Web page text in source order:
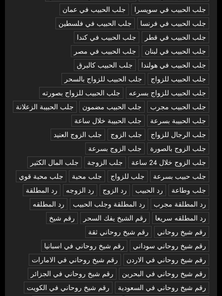
جلب الحبيب في سويسرا
جلب الحبيب في عمان
جلب الحبيب في فرنسا
جلب الحبيب في فلسطين
جلب الحبيب في قطر
جلب الحبيب في كندا
جلب الحبيب في لبنان
جلب الحبيب في مصر
جلب الحبيب في هولندا
جلب الحبيب كالبرق
جلب الحبيب للزواج
جلب الحبيب للزواج بالسحر
جلب الحبيب للزواج بسرعه
جلب الحبيب للزواج بصورته
جلب الحبيب مجرب
جلب الحبيب مضمون
جلب الحبيبة الزعلانة
جلب الحبيبة بسرعة
جلب الحبيبة خلال ساعة
جلب الرجال للزواج
جلب الزوج
جلب الزوج العنيد
جلب الزوج بالصورة
جلب الزوج بسرعة
جلب الزوج خلال 24 ساعة
جلب الزوجة
جلب المال الكثير
جلب حبيب بسرعة
جلب للزواج جلب محبة
جلب محبة قوي
جلب وطاعة
رد الحبيب رد الزوج رد الزوجه
رد المطلقة
رد المطلقة مجرب
رد المطلقة وجلب الحبيب
رد المطلقه
رد المطلقه سريعا
رقم الشيخ يفك السحر
رقم شيخ
رقم شيخ روحاني
رقم شيخ روحاني ثقة
رقم شيخ روحاني سوداني
رقم شيخ روحاني في اسبانيا
رقم شيخ روحاني في الاردن
رقم شيخ روحاني في الامارات
رقم شيخ روحاني في البحرين
رقم شيخ روحاني في الجزائر
رقم شيخ روحاني في السعودية
رقم شيخ روحاني في الكويت